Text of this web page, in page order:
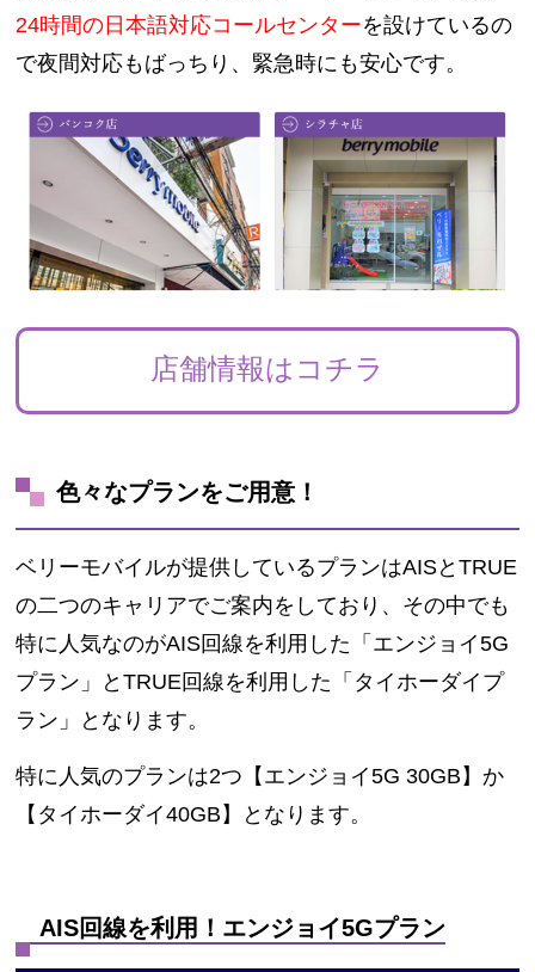
24時間の日本語対応コールセンターを設けているの
で夜間対応もばっちり、 緊急時にも安心です。
店舗情報はコチラ
色々なプランをご用意！
ベリーモバイルが提供しているプランはAISとTRUE
の二つのキャリアでご案内をしており、その中でも
特に人気なのがAIS回線を利用した「エンジョイ5G
プラン」とTRUE回線を利用した「タイホーダイプ
ラン」となります。
特に人気のプランは2つ【エンジョイ5G 30GB】か
【タイホーダイ40GB】となります。
AIS回線を利用！エンジョイ5Gプラン